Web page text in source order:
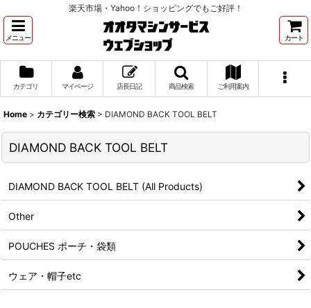
楽天市場・Yahoo！ショッピングでもご好評！
メニュー カート
カテゴリ マイページ 店長日記 商品検索 ご利用案内
Home > カテゴリー検索 > DIAMOND BACK TOOL BELT
DIAMOND BACK TOOL BELT
DIAMOND BACK TOOL BELT (All Products)
Other
POUCHES ポーチ・袋類
ウェア・帽子etc